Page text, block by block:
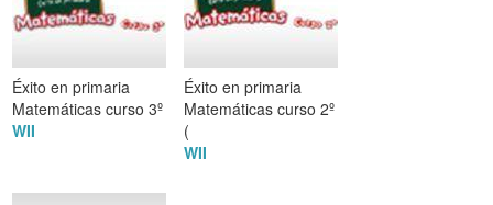
Éxito en primaria
Matemáticas curso 3º
WII
Éxito en primaria
Matemáticas curso 2º
(
WII